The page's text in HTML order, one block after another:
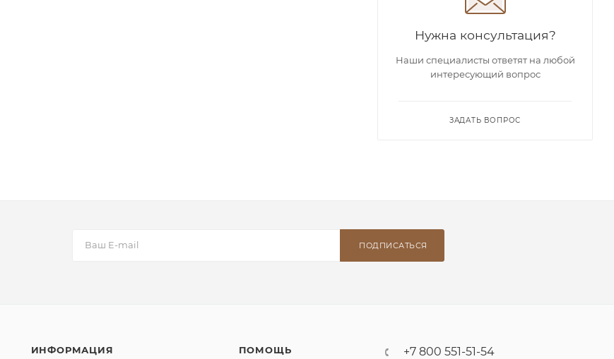
Нужна консультация?
Наши специалисты ответят на любой
интересующий вопрос
ЗАДАТЬ ВОПРОС
ПОДПИСАТЬСЯ
ИНФОРМАЦИЯ ПОМОЩЬ +7 800 551-51-54